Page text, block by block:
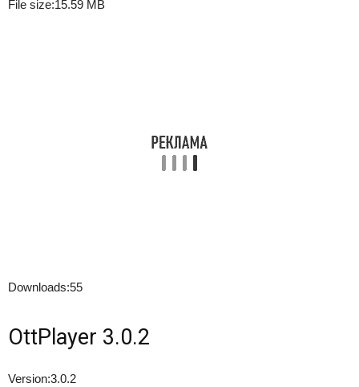
File size:15.59 MB
Downloads:55
OttPlayer 3.0.2
Version:3.0.2